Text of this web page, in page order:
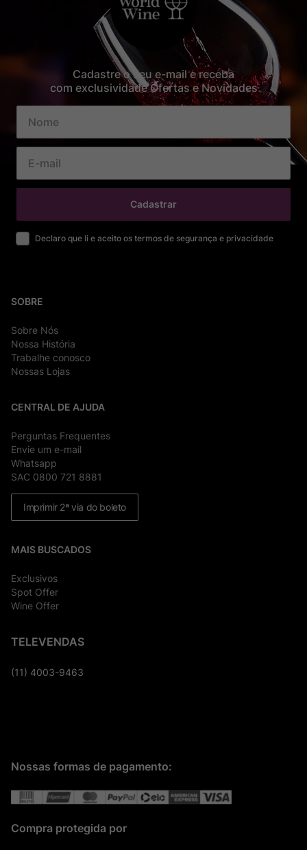
Cadastre o seu e-mail e receba
com exclusividade Ofertas e Novidades
Cadastrar
Declaro que li e aceito os termos de segurança e privacidade
SOBRE
Sobre Nós
Nossa História
Trabalhe conosco
Nossas Lojas
CENTRAL DE AJUDA
Perguntas Frequentes
Envie um e-mail
Whatsapp
SAC 0800 721 8881
Imprimir 2ª via do boleto
MAIS BUSCADOS
Exclusivos
Spot Offer
Wine Offer
TELEVENDAS
(11) 4003-9463
Nossas formas de pagamento:
Compra protegida por